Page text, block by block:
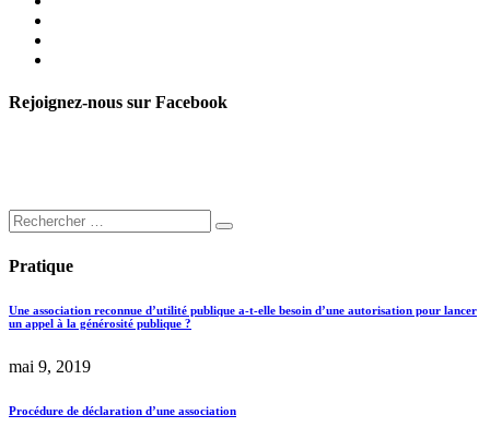
Rejoignez-nous sur Facebook
Pratique
Une association reconnue d’utilité publique a-t-elle besoin d’une autorisation pour lancer
un appel à la générosité publique ?
mai 9, 2019
Procédure de déclaration d’une association